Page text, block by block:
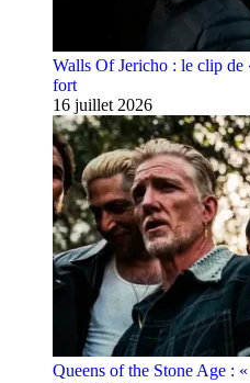
Walls Of Jericho : le clip de
fort
16 juillet 2026
Queens of the Stone Age :